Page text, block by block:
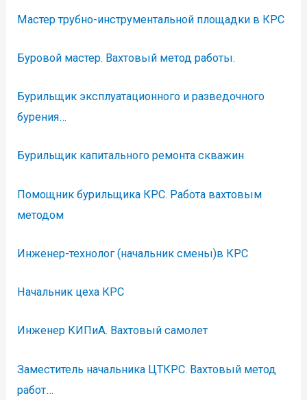
Мастер трубно-инструментальной площадки в КРС
Буровой мастер. Вахтовый метод работы.
Бурильщик эксплуатационного и разведочного
бурения…
Бурильщик капитального ремонта скважин
Помощник бурильщика КРС. Работа вахтовым
методом
Инженер-технолог (начальник смены)в КРС
Начальник цеха КРС
Инженер КИПиА. Вахтовый самолет
Заместитель начальника ЦТКРС. Вахтовый метод
работ…